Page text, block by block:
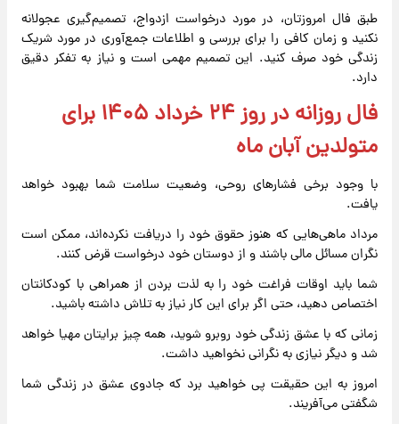
طبق فال امروزتان، در مورد درخواست ازدواج، تصمیم‌گیری عجولانه
نکنید و زمان کافی را برای بررسی و اطلاعات جمع‌آوری در مورد شریک
زندگی خود صرف کنید. این تصمیم مهمی است و نیاز به تفکر دقیق
دارد.
فال روزانه در روز ۲۴ خرداد ۱۴۰۵ برای
متولدین آبان ماه
با وجود برخی فشارهای روحی، وضعیت سلامت شما بهبود خواهد
یافت.
مرداد ماهی‌هایی که هنوز حقوق خود را دریافت نکرده‌اند، ممکن است
نگران مسائل مالی باشند و از دوستان خود درخواست قرض کنند.
شما باید اوقات فراغت خود را به لذت بردن از همراهی با کودکانتان
اختصاص دهید، حتی اگر برای این کار نیاز به تلاش داشته باشید.
زمانی که با عشق زندگی خود روبرو شوید، همه چیز برایتان مهیا خواهد
شد و دیگر نیازی به نگرانی نخواهید داشت.
امروز به این حقیقت پی خواهید برد که جادوی عشق در زندگی شما
شگفتی می‌آفریند.